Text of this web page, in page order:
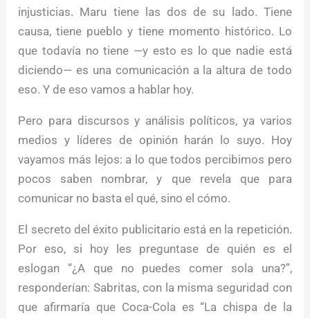
injusticias. Maru tiene las dos de su lado. Tiene
causa, tiene pueblo y tiene momento histórico. Lo
que todavía no tiene —y esto es lo que nadie está
diciendo— es una comunicación a la altura de todo
eso. Y de eso vamos a hablar hoy.
Pero para discursos y análisis políticos, ya varios
medios y líderes de opinión harán lo suyo. Hoy
vayamos más lejos: a lo que todos percibimos pero
pocos saben nombrar, y que revela que para
comunicar no basta el qué, sino el cómo.
El secreto del éxito publicitario está en la repetición.
Por eso, si hoy les preguntase de quién es el
eslogan “¿A que no puedes comer sola una?”,
responderían: Sabritas, con la misma seguridad con
que afirmaría que Coca-Cola es “La chispa de la